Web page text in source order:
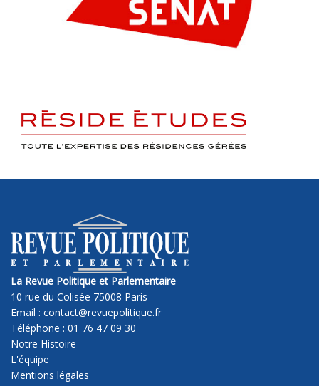
La Revue Politique et Parlementaire
10 rue du Colisée 75008 Paris
Email : contact@revuepolitique.fr
Téléphone : 01 76 47 09 30
Notre Histoire
L'équipe
Mentions légales